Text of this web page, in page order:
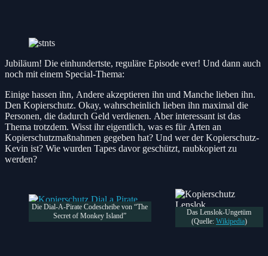
Jubiläum! Die einhundertste, reguläre Episode ever! Und dann auch
noch mit einem Special-Thema:
Einige hassen ihn, Andere akzeptieren ihn und Manche lieben ihn.
Den Kopierschutz. Okay, wahrscheinlich lieben ihn maximal die
Personen, die dadurch Geld verdienen. Aber interessant ist das
Thema trotzdem. Wisst ihr eigentlich, was es für Arten an
Kopierschutzmaßnahmen gegeben hat? Und wer der Kopierschutz-
Kevin ist? Wie wurden Tapes davor geschützt, raubkopiert zu
werden?
Die Dial-A-Pirate Codescheibe von “The
Secret of Monkey Island”
Das Lenslok-Ungetüm
(Quelle: Wikipedia)